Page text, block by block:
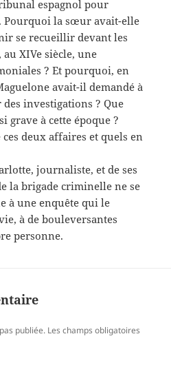
espagnol pour
Pourquoi la sœur avait-elle
se recueillir devant les
XIVe siècle, une
? Et pourquoi, en
avait-il demandé à
investigations ? Que
grave à cette époque ?
deux affaires et quels en
journaliste, et de ses
la brigade criminelle ne se
à une enquête qui le
à de bouleversantes
personne.
publiée. Les champs obligatoires